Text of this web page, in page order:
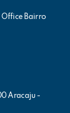
Office Bairro
Aracaju -